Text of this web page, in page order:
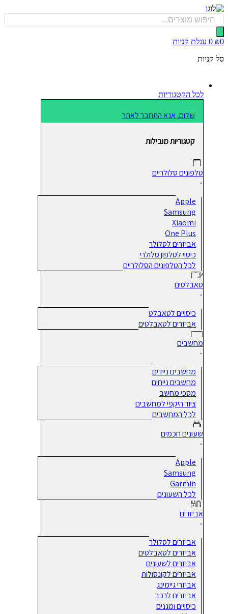
0 עגלת קניות
לכל הקטגוריות
שלום, אנא התחבר לאתר
קטגוריות מובילות
טלפונים סלולריים
Apple
Samsung
Xiaomi
One Plus
אביזרים לסלולר
כיסוי לטלפון סלולרי
לכל הטלפונים הסלולריים
טאבלטים
כיסויים לטאבלט
אביזרים לטאבלטים
מחשבים
מחשבים ניידים
מחשבים נייחים
מסכי מחשב
ציוד היקפי למחשבים
לכל המחשבים
שעונים חכמים
Apple
Samsung
Garmin
לכל השעונים
אביזרים
אביזרים לסלולר
אביזרים לטאבלטים
אביזרים לשעונים
אביזרים לקונסולות
אביזרי גיימינג
אביזרים לרכב
כיסויים ומגנים